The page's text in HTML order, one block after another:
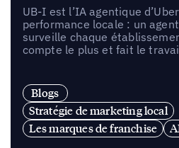
UB-I est l’IA agentique
performance locale : un
surveille chaque
compte le plus et fait le
Blogs
Stratégie de marketing local
Les marques de franchise